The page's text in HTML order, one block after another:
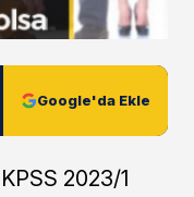
Google'da Ekle
2023/1